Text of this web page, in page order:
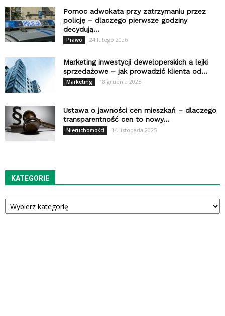
Pomoc adwokata przy zatrzymaniu przez
policję – dlaczego pierwsze godziny
decydują...
Prawo 24 lutego 2026
Marketing inwestycji deweloperskich a lejki
sprzedażowe – jak prowadzić klienta od...
Marketing 18 grudnia 2025
Ustawa o jawności cen mieszkań – dlaczego
transparentność cen to nowy...
Nieruchomości 14 listopada 2025
KATEGORIE
Kategorie